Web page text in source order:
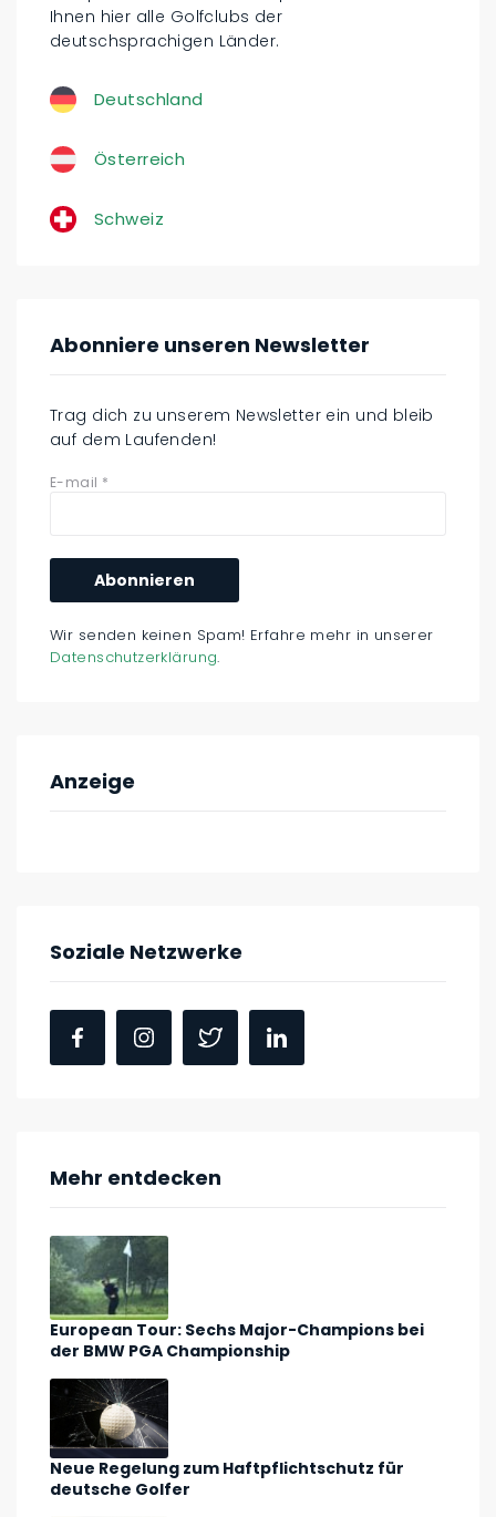
Ihnen hier alle Golfclubs der
deutschsprachigen Länder.
Deutschland
Österreich
Schweiz
Abonniere unseren Newsletter
Trag dich zu unserem Newsletter ein und bleib
auf dem Laufenden!
E-mail *
Wir senden keinen Spam! Erfahre mehr in unserer
Datenschutzerklärung.
Anzeige
Soziale Netzwerke
Mehr entdecken
European Tour: Sechs Major-Champions bei
der BMW PGA Championship
Neue Regelung zum Haftpflichtschutz für
deutsche Golfer